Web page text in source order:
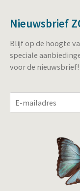
Nieuwsbrief
Blijf op de hoogte
speciale
voor de nieuwsbrief!